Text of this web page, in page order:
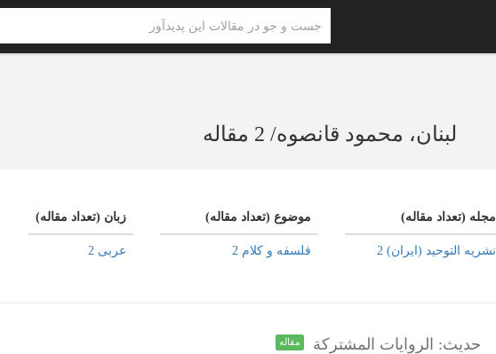
لبنان، محمود قانصوه/ 2 مقاله
مجله (تعداد مقاله)
نشریه التوحید (ایران) 2
موضوع (تعداد مقاله)
فلسفه و کلام 2
زبان (تعداد مقاله)
عربی 2
حدیث: الروایات المشترکة مقاله